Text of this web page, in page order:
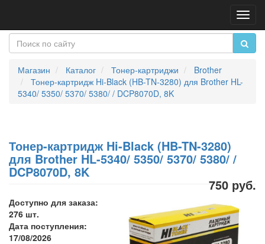
Магазин Каталог Тонер-картриджи
Brother
Тонер-картридж Hi-Black (HB-TN-3280) для Brother HL-
5340/ 5350/ 5370/ 5380/ / DCP8070D, 8K
Тонер-картридж Hi-Black (HB-TN-3280)
для Brother HL-5340/ 5350/ 5370/ 5380/ /
DCP8070D, 8K
750 руб.
Доступно для заказа:
276 шт.
Дата поступления:
17/08/2026